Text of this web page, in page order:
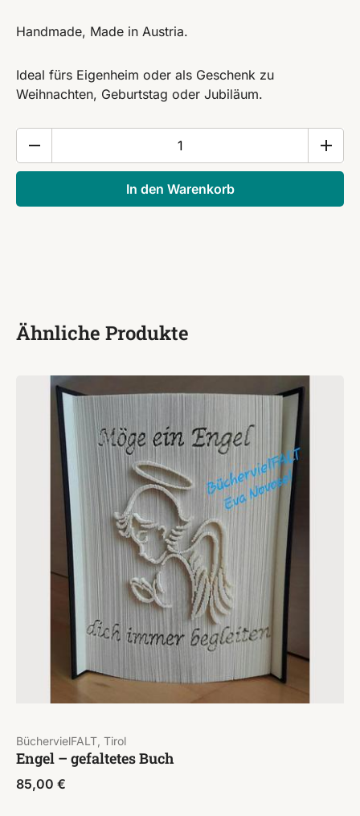
Handmade, Made in Austria.
Ideal fürs Eigenheim oder als Geschenk zu
Weihnachten, Geburtstag oder Jubiläum.
Birke
PfeffermühleIn den Warenkorb
Ähnliche Produkte
BüchervielFALT, Tirol
Engel – gefaltetes Buch
85,00 €